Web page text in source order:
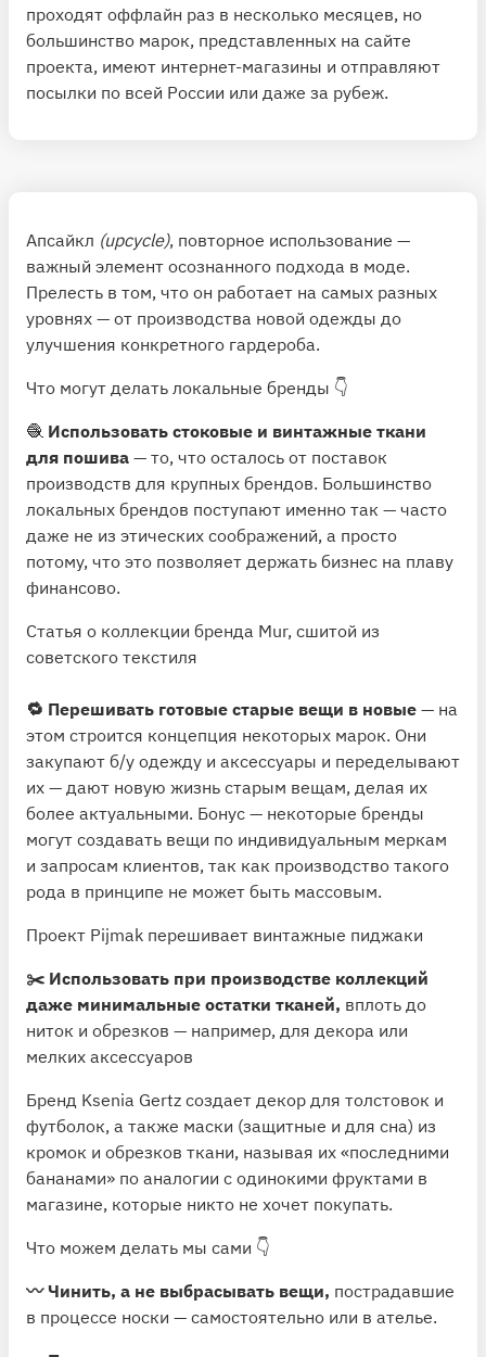
проходят оффлайн раз в несколько месяцев, но
большинство марок, представленных на сайте
проекта, имеют интернет-магазины и отправляют
посылки по всей России или даже за рубеж.
Апсайкл (upcycle), повторное использование —
важный элемент осознанного подхода в моде.
Прелесть в том, что он работает на самых разных
уровнях — от производства новой одежды до
улучшения конкретного гардероба.
Что могут делать локальные бренды 👇
🧶 Использовать стоковые и винтажные ткани
для пошива — то, что осталось от поставок
производств для крупных брендов. Большинство
локальных брендов поступают именно так — часто
даже не из этических соображений, а просто
потому, что это позволяет держать бизнес на плаву
финансово.
Статья о коллекции бренда Mur, сшитой из
советского текстиля
🔁 Перешивать готовые старые вещи в новые — на
этом строится концепция некоторых марок. Они
закупают б/у одежду и аксессуары и переделывают
их — дают новую жизнь старым вещам, делая их
более актуальными. Бонус — некоторые бренды
могут создавать вещи по индивидуальным меркам
и запросам клиентов, так как производство такого
рода в принципе не может быть массовым.
Проект Pijmak перешивает винтажные пиджаки
✂️ Использовать при производстве коллекций
даже минимальные остатки тканей, вплоть до
ниток и обрезков — например, для декора или
мелких аксессуаров
Бренд Ksenia Gertz создает декор для толстовок и
футболок, а также маски (защитные и для сна) из
кромок и обрезков ткани, называя их «последними
бананами» по аналогии с одинокими фруктами в
магазине, которые никто не хочет покупать.
Что можем делать мы сами 👇
〰️ Чинить, а не выбрасывать вещи, пострадавшие
в процессе носки — самостоятельно или в ателье.